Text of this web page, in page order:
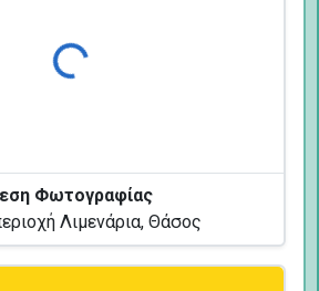
Φόρτωση...
Φωτογραφίας
Λιμενάρια, Θάσος